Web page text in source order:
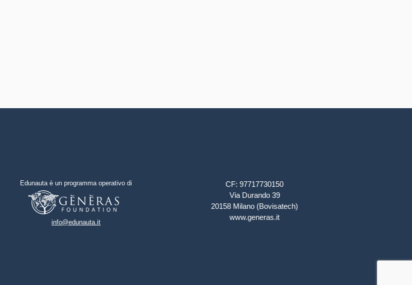
Edunauta è un programma operativo di
info@edunauta.it
CF: 97717730150
Via Durando 39
20158 Milano (Bovisatech)
www.generas.it